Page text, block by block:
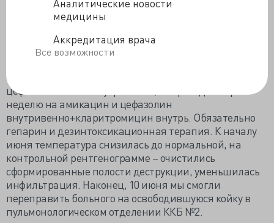
Аналитические новости
медицины
Аккредитация врача
Все возможности
специализированное пульмонологическое отделение,
где санационные трахеобронхоскопии - важнейший
элемент лечения. Увы, мест в ККБ №2 не было. Но
такие больные у нас не в первый раз. Подбирали
последовательно назначая абактал, амоксиклав и
цефатоксин – всё внутривенно, с переходом через
неделю на амикацин и цефазолин
внутривенно+кларитромицин внутрь. Обязательно
гепарин и дезинтоксикационная терапия. К началу
июня температура снизилась до нормальной, на
контрольной рентгенограмме – очистились
сформированные полости деструкции, уменьшилась
инфильтрация. Наконец, 10 июня мы смогли
переправить больного на освободившуюся койку в
пульмонологическом отделении ККБ №2.